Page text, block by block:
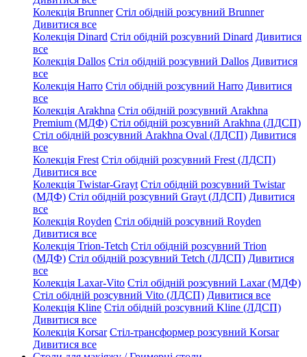
Колекція Brunner Стіл обідній розсувний Brunner
Дивитися все
Колекція Dinard Стіл обідній розсувний Dinard Дивитися
все
Колекція Dallos Стіл обідній розсувний Dallos Дивитися
все
Колекція Harro Стіл обідній розсувний Harro Дивитися
все
Колекція Arakhna Стіл обідній розсувний Arakhna
Premium (МДФ) Стіл обідній розсувний Arakhna (ЛДСП)
Стіл обідній розсувний Arakhna Oval (ЛДСП) Дивитися
все
Колекція Frest Стіл обідній розсувний Frest (ЛДСП)
Дивитися все
Колекція Twistar-Grayt Стіл обідній розсувний Twistar
(МДФ) Стіл обідній розсувний Grayt (ЛДСП) Дивитися
все
Колекція Royden Стіл обідній розсувний Royden
Дивитися все
Колекція Trion-Tetch Стіл обідній розсувний Trion
(МДФ) Стіл обідній розсувний Tetch (ЛДСП) Дивитися
все
Колекція Laxar-Vito Стіл обідній розсувний Laxar (МДФ)
Стіл обідній розсувний Vito (ЛДСП) Дивитися все
Колекція Kline Стіл обідній розсувний Kline (ЛДСП)
Дивитися все
Колекція Korsar Стіл-трансформер розсувний Korsar
Дивитися все